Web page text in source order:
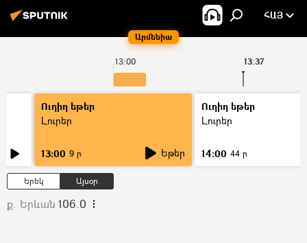
Արմենիա
ՀԱՅ
13:00 13:37
Ուղիղ եթեր
Լուրեր
13:00 9 ր Եթեր
Ուղիղ եթեր
Լուրեր
14:00 44 ր
Երեկ Այսօր
ք. Երևան 106.0